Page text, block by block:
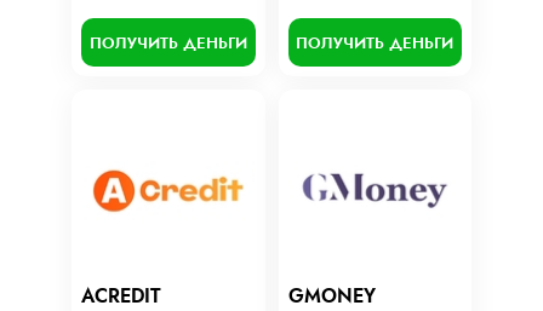
ПОЛУЧИТЬ ДЕНЬГИ ПОЛУЧИТЬ ДЕНЬГИ
ACREDIT GMONEY